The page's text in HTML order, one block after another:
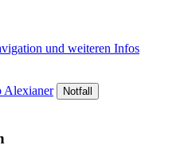
und weiteren Infos
Notfall